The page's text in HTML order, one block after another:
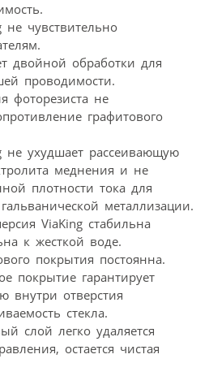
не чувствительно
двойной обработки для
проводимости.
фоторезиста не
графитового
не ухудшает рассеивающую
меднения и не
плотности тока для
металлизации.
ViaKing стабильна
к жесткой воде.
покрытия постоянна.
покрытие гарантирует
внутри отверстия
стекла.
слой легко удаляется
остается чистая